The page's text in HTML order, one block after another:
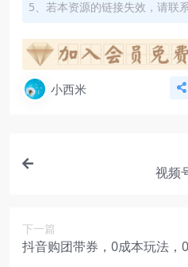
5、若本资源的链接失效，请联
小西米
视频
下一篇
抖音购团带券，0成本玩法，